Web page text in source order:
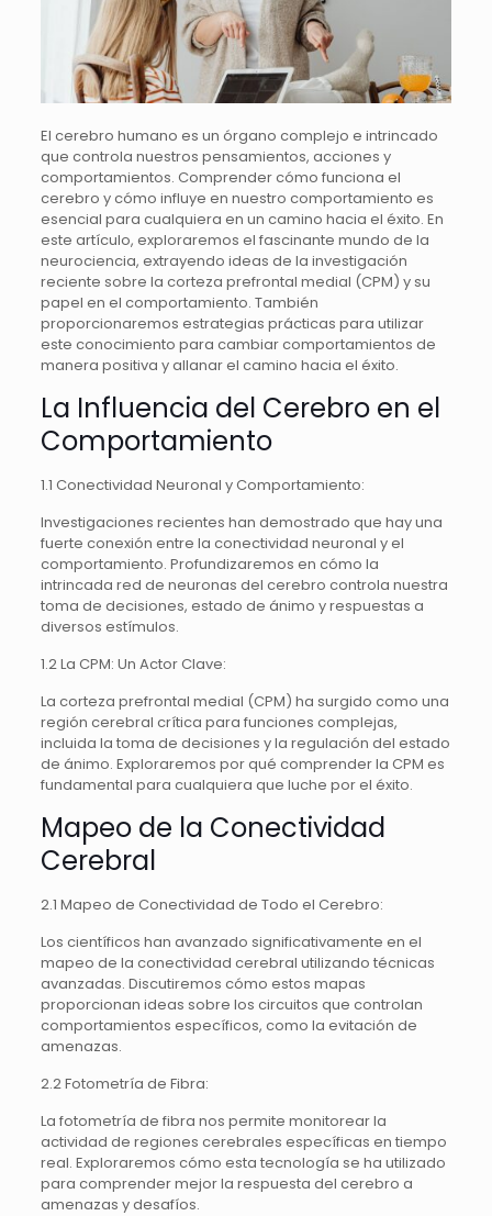
El cerebro humano es un órgano complejo e intrincado
que controla nuestros pensamientos, acciones y
comportamientos. Comprender cómo funciona el
cerebro y cómo influye en nuestro comportamiento es
esencial para cualquiera en un camino hacia el éxito. En
este artículo, exploraremos el fascinante mundo de la
neurociencia, extrayendo ideas de la investigación
reciente sobre la corteza prefrontal medial (CPM) y su
papel en el comportamiento. También
proporcionaremos estrategias prácticas para utilizar
este conocimiento para cambiar comportamientos de
manera positiva y allanar el camino hacia el éxito.
La Influencia del Cerebro en el
Comportamiento
1.1 Conectividad Neuronal y Comportamiento:
Investigaciones recientes han demostrado que hay una
fuerte conexión entre la conectividad neuronal y el
comportamiento. Profundizaremos en cómo la
intrincada red de neuronas del cerebro controla nuestra
toma de decisiones, estado de ánimo y respuestas a
diversos estímulos.
1.2 La CPM: Un Actor Clave:
La corteza prefrontal medial (CPM) ha surgido como una
región cerebral crítica para funciones complejas,
incluida la toma de decisiones y la regulación del estado
de ánimo. Exploraremos por qué comprender la CPM es
fundamental para cualquiera que luche por el éxito.
Mapeo de la Conectividad
Cerebral
2.1 Mapeo de Conectividad de Todo el Cerebro:
Los científicos han avanzado significativamente en el
mapeo de la conectividad cerebral utilizando técnicas
avanzadas. Discutiremos cómo estos mapas
proporcionan ideas sobre los circuitos que controlan
comportamientos específicos, como la evitación de
amenazas.
2.2 Fotometría de Fibra:
La fotometría de fibra nos permite monitorear la
actividad de regiones cerebrales específicas en tiempo
real. Exploraremos cómo esta tecnología se ha utilizado
para comprender mejor la respuesta del cerebro a
amenazas y desafíos.